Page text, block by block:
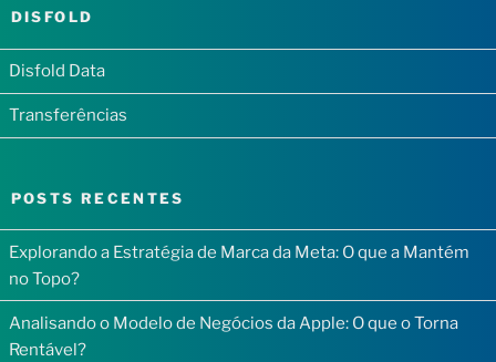
DISFOLD
Disfold Data
Transferências
POSTS RECENTES
Explorando a Estratégia de Marca da Meta: O que a Mantém
no Topo?
Analisando o Modelo de Negócios da Apple: O que o Torna
Rentável?